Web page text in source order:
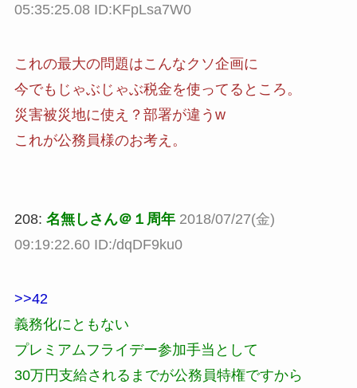
05:35:25.08 ID:KFpLsa7W0
これの最大の問題はこんなクソ企画に
今でもじゃぶじゃぶ税金を使ってるところ。
災害被災地に使え？部署が違うw
これが公務員様のお考え。
208: 名無しさん＠１周年 2018/07/27(金)
09:19:22.60 ID:/dqDF9ku0
>>42
義務化にともない
プレミアムフライデー参加手当として
30万円支給されるまでが公務員特権ですから